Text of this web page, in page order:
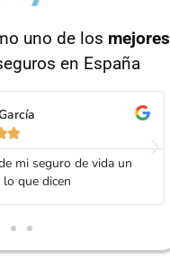
uno de los mejores
en España
conseguir un seguro